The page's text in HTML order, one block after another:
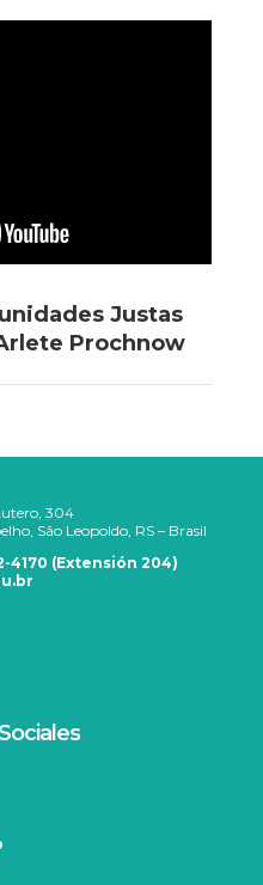
Justas
Prochnow
304
São Leopoldo, RS – Brasil
4170 (Extensión 204)